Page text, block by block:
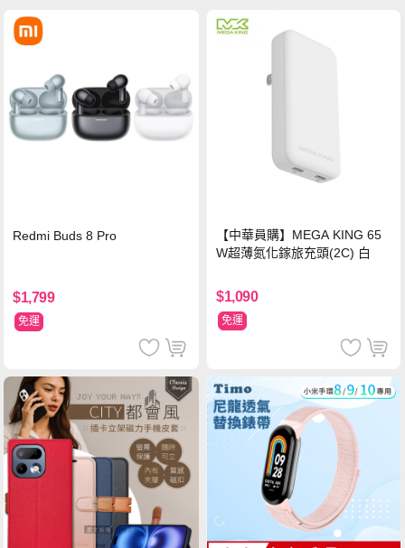
Redmi Buds 8 Pro
$1,799
免運
【中華員購】MEGA KING 65
W超薄氮化鎵旅充頭(2C) 白
$1,090
免運